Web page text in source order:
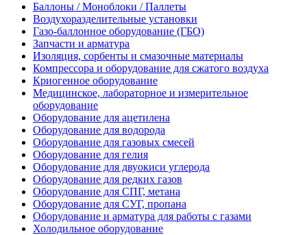
Баллоны / Моноблоки / Паллеты
Воздухоразделительные установки
Газо-баллонное оборудование (ГБО)
Запчасти и арматура
Изоляция, сорбенты и смазочные материалы
Компрессора и оборудование для сжатого воздуха
Криогенное оборудование
Медицинское, лабораторное и измерительное
оборудование
Оборудование для ацетилена
Оборудование для водорода
Оборудование для газовых смесей
Оборудование для гелия
Оборудование для двуокиси углерода
Оборудование для редких газов
Оборудование для СПГ, метана
Оборудование для СУГ, пропана
Оборудование и арматура для работы с газами
Холодильное оборудование